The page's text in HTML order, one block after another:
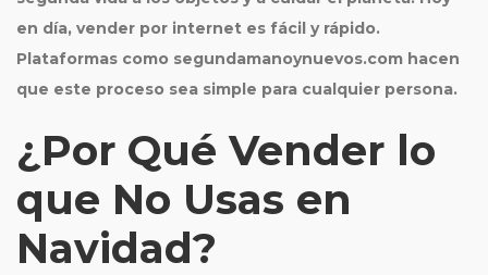
en día, vender por internet es fácil y rápido.
Plataformas como segundamanoynuevos.com hacen
que este proceso sea simple para cualquier persona.
¿Por Qué Vender lo
que No Usas en
Navidad?